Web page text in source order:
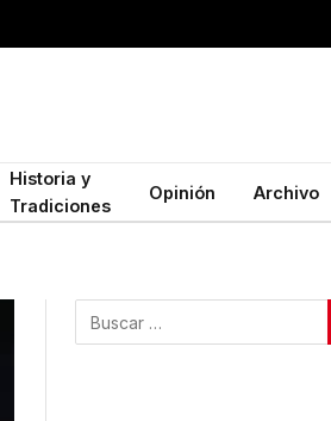
Historia y
Tradiciones
Opinión Archivo